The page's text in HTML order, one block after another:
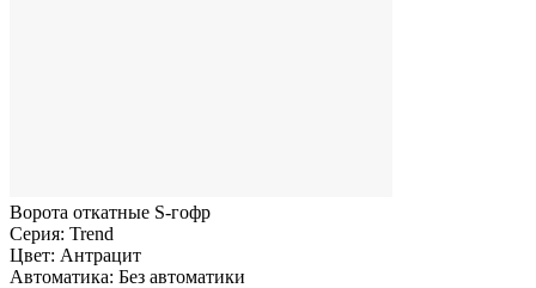
Ворота откатные S-гофр
Серия: Trend
Цвет: Антрацит
Автоматика: Без автоматики